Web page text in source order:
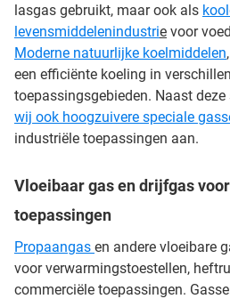
lasgas gebruikt, maar ook als
levensmiddelenindustrie voor
Moderne natuurlijke koelmiddelen
een efficiënte koeling in
toepassingsgebieden. Naast
wij ook hoogzuivere speciale
industriële toepassingen aan.
Vloeibaar gas en drijfgas
toepassingen
Propaangas en andere vloeibare
voor verwarmingstoestellen,
commerciële toepassingen.